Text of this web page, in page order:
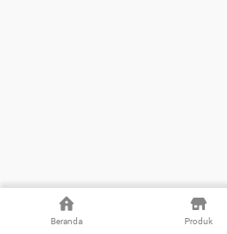
Beranda Produk